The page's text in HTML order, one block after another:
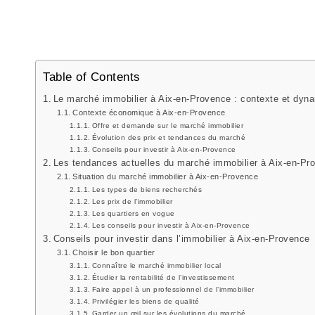
Table of Contents
Le marché immobilier à Aix-en-Provence : contexte et
Contexte économique à Aix-en-Provence
Offre et demande sur le marché immobilier
Évolution des prix et tendances du marché
Conseils pour investir à Aix-en-Provence
Les tendances actuelles du marché immobilier à Aix-en-
Situation du marché immobilier à Aix-en-Provence
Les types de biens recherchés
Les prix de l’immobilier
Les quartiers en vogue
Les conseils pour investir à Aix-en-Provence
Conseils pour investir dans l’immobilier à Aix-en-Provence
Choisir le bon quartier
Connaître le marché immobilier local
Étudier la rentabilité de l’investissement
Faire appel à un professionnel de l’immobilier
Privilégier les biens de qualité
Garder un œil sur les évolutions du marché